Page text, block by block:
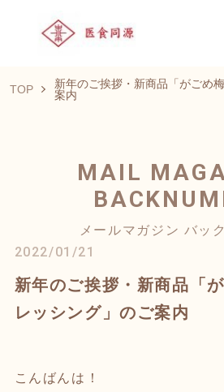
TOP
新年のご挨拶・新商品「がごめ
案内
MAIL
メールマガジン バッ
2022/01/21
新年のご挨拶・新商品「
レッシング」のご案内
こんばんは！